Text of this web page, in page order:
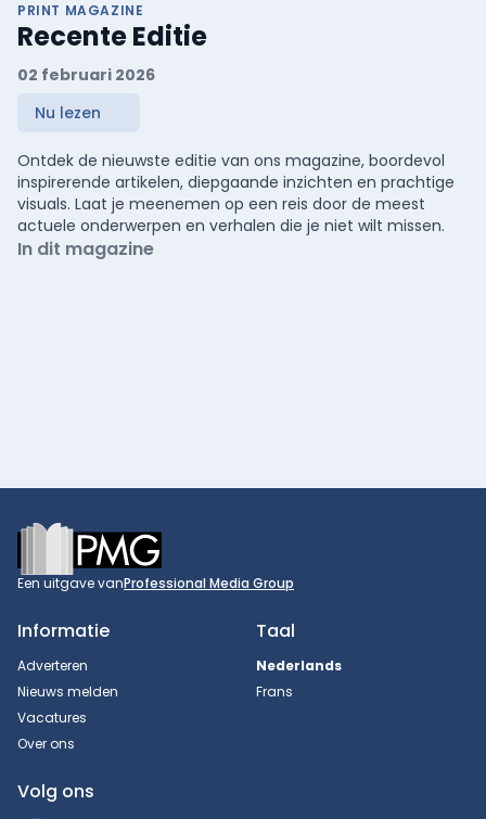
PRINT MAGAZINE
Recente Editie
02 februari 2026
Nu lezen
Ontdek de nieuwste editie van ons magazine, boordevol
inspirerende artikelen, diepgaande inzichten en prachtige
visuals. Laat je meenemen op een reis door de meest
actuele onderwerpen en verhalen die je niet wilt missen.
In dit magazine
Footer
Een uitgave vanProfessional Media Group
Informatie
Adverteren
Nieuws melden
Vacatures
Over ons
Taal
Nederlands
Frans
Volg ons